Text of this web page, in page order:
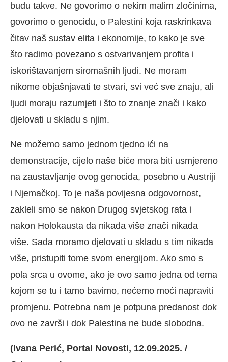
budu takve. Ne govorimo o nekim malim zločinima,
govorimo o genocidu, o Palestini koja raskrinkava
čitav naš sustav elita i ekonomije, to kako je sve
što radimo povezano s ostvarivanjem profita i
iskorištavanjem siromašnih ljudi. Ne moram
nikome objašnjavati te stvari, svi već sve znaju, ali
ljudi moraju razumjeti i što to znanje znači i kako
djelovati u skladu s njim.
Ne možemo samo jednom tjedno ići na
demonstracije, cijelo naše biće mora biti usmjereno
na zaustavljanje ovog genocida, posebno u Austriji
i Njemačkoj. To je naša povijesna odgovornost,
zakleli smo se nakon Drugog svjetskog rata i
nakon Holokausta da nikada više znači nikada
više. Sada moramo djelovati u skladu s tim nikada
više, pristupiti tome svom energijom. Ako smo s
pola srca u ovome, ako je ovo samo jedna od tema
kojom se tu i tamo bavimo, nećemo moći napraviti
promjenu. Potrebna nam je potpuna predanost dok
ovo ne završi i dok Palestina ne bude slobodna.
(Ivana Perić, Portal Novosti, 12.09.2025. /